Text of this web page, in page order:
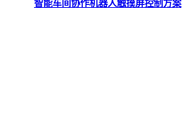
智能车间协作机器人触摸屏控制方案